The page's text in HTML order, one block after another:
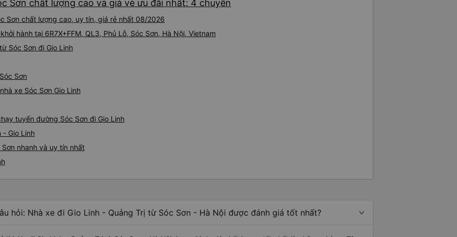
Sơn chất lượng cao và giá vé ưu đãi nhất: 4 chuyến
Sơn chất lượng cao, uy tín, giá rẻ nhất 08/2026
hành tại 6R7X+FFM, QL3, Phủ Lỗ, Sóc Sơn, Hà Nội, Vietnam
Sóc Sơn đi Gio Linh
Sơn
xe Sóc Sơn Gio Linh
tuyến đường Sóc Sơn đi Gio Linh
- Gio Linh
nhanh và uy tín nhất
hỏi: Nhà xe đi Gio Linh - Quảng Trị từ Sóc Sơn - Hà Nội được đánh giá tốt nhất?